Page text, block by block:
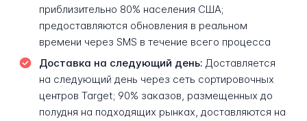
приблизительно 80% населения США;
предоставляются обновления в реальном
времени через SMS в течение всего процесса
Доставка на следующий день: Доставляется
на следующий день через сеть сортировочных
центров Target; 90% заказов, размещенных до
полудня на подходящих рынках, доставляются на